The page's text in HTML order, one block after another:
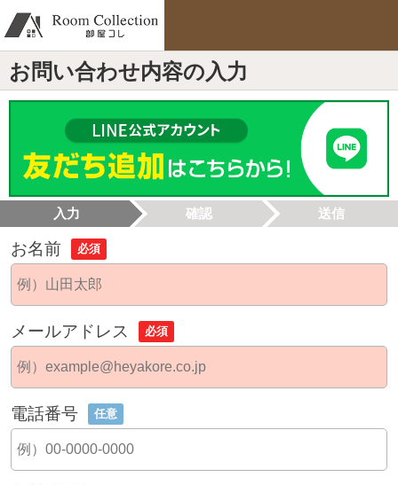
お問い合わせ内容の入力
入力 確認 送信
お名前 必須
メールアドレス 必須
電話番号 任意